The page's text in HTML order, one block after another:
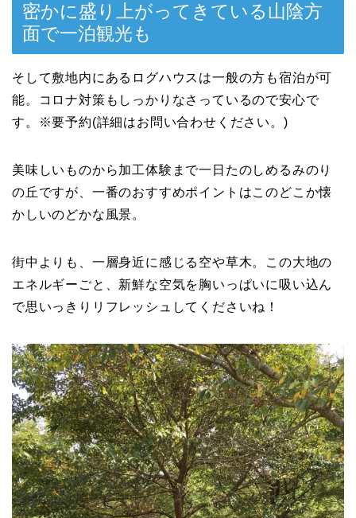
密かに盛り上がってきている山陰方
面で一泊観光も
そして敷地内にあるログハウスは一般の方も宿泊が可
能。コロナ対策もしっかりなさっているので安心で
す。※要予約(詳細はお問い合わせください。)
美味しいものから加工体験まで一日たのしめるみのり
の丘ですが、一番のおすすめポイントはこのどこか懐
かしいのどかな風景。
街中よりも、一層身近に感じる空や草木。この大地の
エネルギーごと、新鮮な空気を胸いっぱいに吸い込ん
で思いっきりリフレッシュしてくださいね！